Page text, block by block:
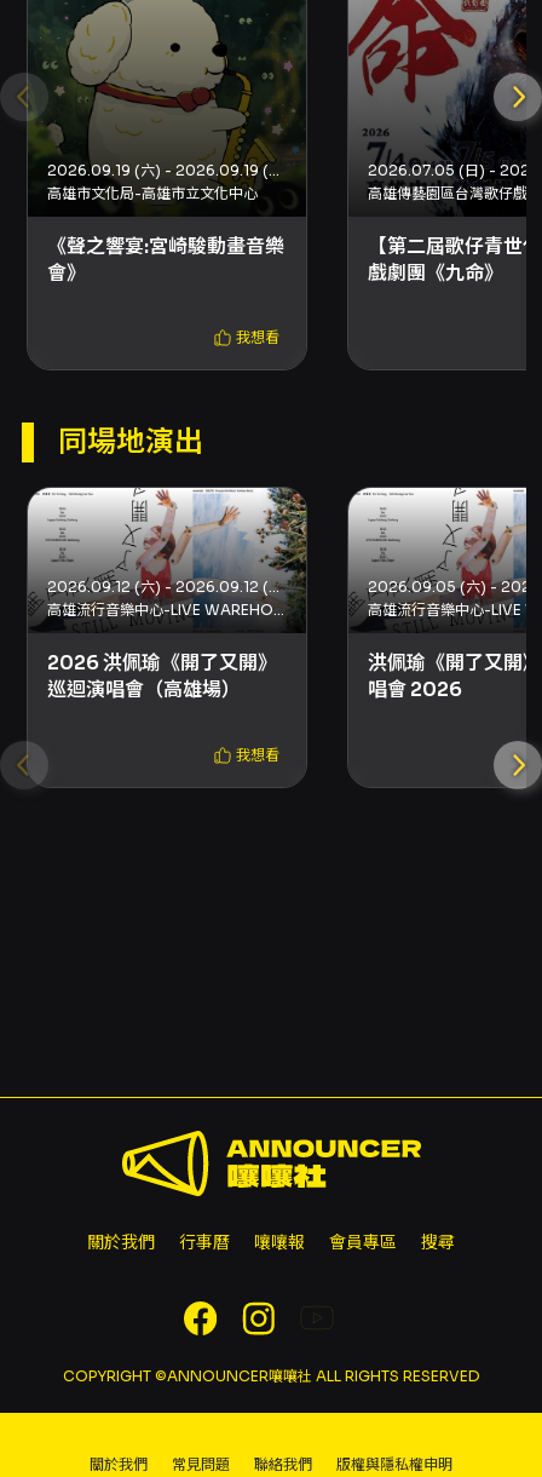
金屬或玻璃容器、雷射筆、煙火或其他危險物
品。 - 遲到觀眾：各場館有入場管制，遲到觀眾
請遵守場館管制規定。 - 退票：採方案四退換票
機制，退票手續費依距離演出日之時間區間計算
（詳見 KKTIX 退換票頁）。若購買三人套票退換
票需整套退換，恕不接受單張退票。 - 身心障礙
票：僅接受傳真訂購，申請須同時提供身心障礙
證明影本並依收件順序受理；進場時務必攜帶證
明，未攜帶或資格不符者需補票價差額。 - 電子
票券安全：電子票券為無記名票券，請勿公開或
安全：請勿於拍賣網站或非 KKTIX 正式授權通路
購票；以非正當方式加價轉售將可能觸法並受
罰。 - 若觀眾入場後發現視線受阻，請於演出開
異議。 - 若遇票券毀損或遺失，主辦單位將依文
化部相關規定提供處理機制，詳情請洽 KKTIX 客
服中心。
2026.09.19 (六) - 2026.09.19 (六)
高雄市文化局-高雄市立文化中心
《聲之響宴:宮崎駿動畫音樂
會》
我想看
【第二屆歌仔青世
戲劇團《九命》
同場地演出
2026.09.12 (六) - 2026.09.12 (六)
高雄流行音樂中心-LIVE WAREHOUSE
2026 洪佩瑜《開了又開》
巡迴演唱會（高雄場）
我想看
洪佩瑜《開了又開
唱會 2026
關於我們 行事曆 嚷嚷報 會員專區 搜尋
COPYRIGHT ©ANNOUNCER嚷嚷社 ALL RIGHTS RESERVED
關於我們 常見問題 聯絡我們 版權與隱私權申明